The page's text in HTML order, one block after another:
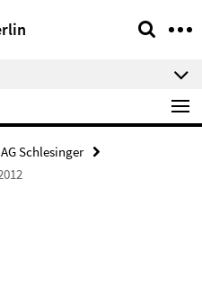
AG Schlesinger